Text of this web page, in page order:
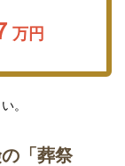
万円
。
「葬祭